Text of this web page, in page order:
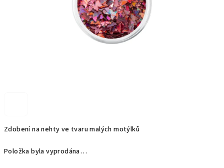
Zdobení na nehty ve tvaru malých motýlků
Položka byla vyprodána…